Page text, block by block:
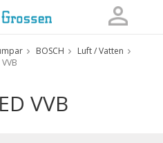
tillagd i varukorgen
BOSCH
Luft / Vatten
VVB